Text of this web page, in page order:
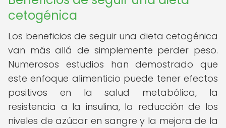
cetogénica
Los beneficios de seguir una dieta cetogénica
van más allá de simplemente perder peso.
Numerosos estudios han demostrado que
este enfoque alimenticio puede tener efectos
positivos en la salud metabólica, la
resistencia a la insulina, la reducción de los
niveles de azúcar en sangre y la mejora de la